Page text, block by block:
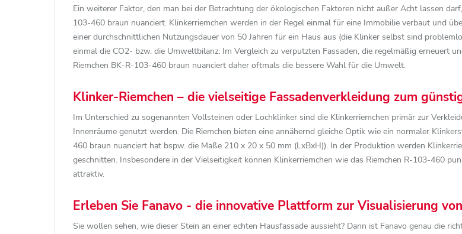
Ein weiterer Faktor, den man bei der Betrachtung der ökologischen Faktoren nicht außer Acht lassen
103-460 braun nuanciert. Klinkerriemchen werden in der Regel einmal für eine Immobilie verbaut und
einer durchschnittlichen Nutzungsdauer von 50 Jahren für ein Haus aus (die Klinker selbst sind
einmal die CO2- bzw. die Umweltbilanz. Im Vergleich zu verputzten Fassaden, die regelmäßig erneuert
Riemchen BK-R-103-460 braun nuanciert daher oftmals die bessere Wahl für die Umwelt.
Klinker-Riemchen – die vielseitige Fassadenverkleidung zum
Im Unterschied zu sogenannten Vollsteinen oder Lochklinker sind die Klinkerriemchen primär zur
Innenräume genutzt werden. Die Riemchen bieten eine annähernd gleiche Optik wie ein normaler
460 braun nuanciert hat bspw. die Maße 210 x 20 x 50 mm (LxBxH)). In der Produktion werden
geschnitten. Insbesondere in der Vielseitigkeit können Klinkerriemchen wie das Riemchen R-103-460
attraktiv.
Erleben Sie Fanavo - die innovative Plattform zur Visualisierung
Sie wollen sehen, wie dieser Stein an einer echten Hausfassade aussieht? Dann ist Fanavo genau die